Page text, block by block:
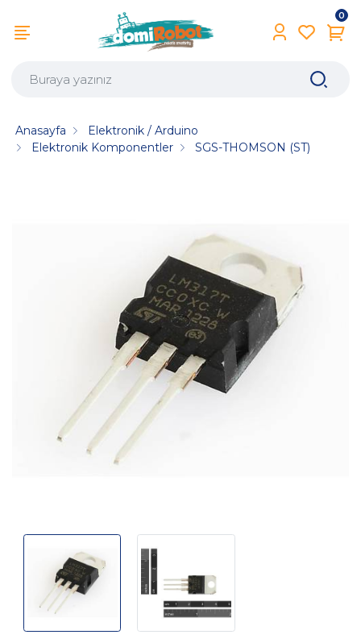
0
Anasayfa
Elektronik / Arduino
Elektronik Komponentler
SGS-THOMSON (ST)